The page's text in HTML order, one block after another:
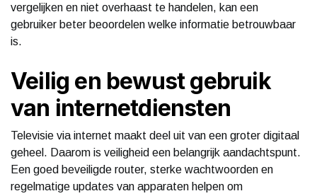
vergelijken en niet overhaast te handelen, kan een
gebruiker beter beoordelen welke informatie betrouwbaar
is.
Veilig en bewust gebruik
van internetdiensten
Televisie via internet maakt deel uit van een groter digitaal
geheel. Daarom is veiligheid een belangrijk aandachtspunt.
Een goed beveiligde router, sterke wachtwoorden en
regelmatige updates van apparaten helpen om